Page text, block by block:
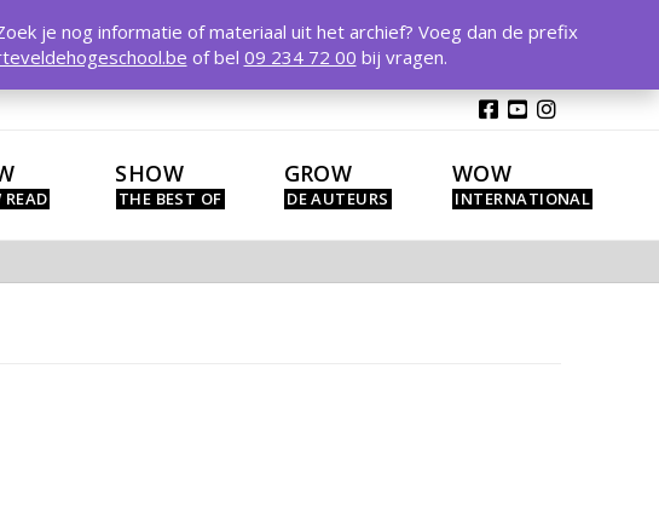
SHOW GROW WOW
je nog informatie of materiaal uit het archief? Voeg dan de prefix
of bel 09 234 72 00 bij vragen.